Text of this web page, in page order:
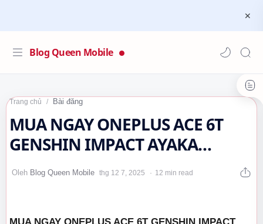
Blog Queen Mobile
Trang chủ Bài đăng
MUA NGAY ONEPLUS ACE 6T
GENSHIN IMPACT AYAKA
KAMISATO EDITION ĐỈNH CAO
CÔNG NGHỆ TẠI QUEEN…
12 min read